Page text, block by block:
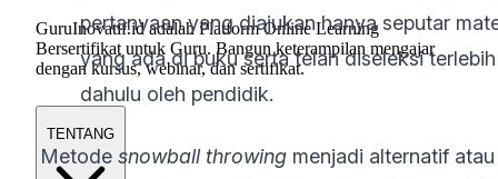
pertanyaan yang diajukan hanya seputar
yang ada di buku serta telah diseleksi terlebih
dahulu oleh pendidik.
Metode snowball throwing menjadi alternatif atau
GuruInovatif.id adalah Platform Online Learning
Bersertifikat untuk Guru. Bangun keterampilan mengajar
dengan kursus, webinar, dan sertifikat.
TENTANG